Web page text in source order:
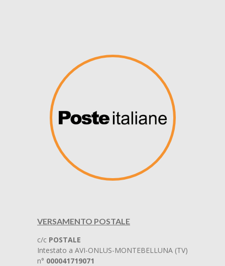
VERSAMENTO POSTALE
c/c POSTALE
Intestato a AVI-ONLUS-MONTEBELLUNA (TV)
n° 000041719071